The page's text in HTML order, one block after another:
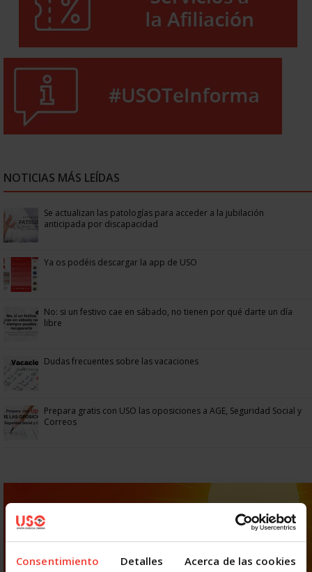
Consentimiento Detalles Acerca de las cookies
NOTICIAS MÁS LEÍDAS
Se actualizan las patologías para acceder a la jubilación
anticipada por discapacidad
Ya os podéis descargar la app de USO
No: si un festivo cae en sábado, no tienen por qué darte un día
libre
Dudas frecuentes sobre las vacaciones
Prepara gratis con USO las oposiciones a AGE, Seguridad Social y
Correos